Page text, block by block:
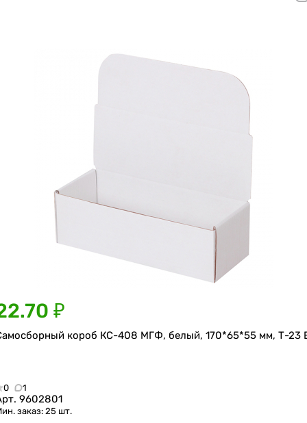
₽
короб КС-408 МГФ, белый, 170*65*55 мм, Т-23
0 1
9602801
заказ: 25 шт.